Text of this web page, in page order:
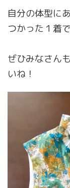
自分の体型に
つかった１着で
ぜひみなさん
いね！